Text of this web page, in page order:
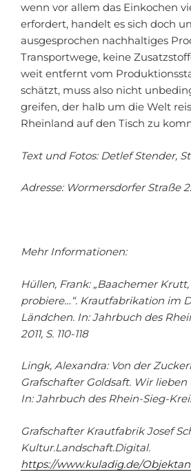
wenn vor allem das Einkochen
erfordert, handelt es sich doch
ausgesprochen nachhaltiges
Transportwege, keine
weit entfernt vom
schätzt, muss also nicht
greifen, der halb um die Welt
Rheinland auf den Tisch zu
Text und Fotos: Detlef Stender,
Adresse: Wormersdorfer Straße
Mehr Informationen:
Hüllen, Frank: „Baachemer
probiere…“. Krautfabrikation im
Ländchen. In: Jahrbuch des
2011, S. 110-118
Lingk, Alexandra: Von der
Grafschafter Goldsaft. Wir
In: Jahrbuch des Rhein-Sieg-
Grafschafter Krautfabrik Josef
Kultur.Landschaft.Digital.
https://www.kuladig.de/